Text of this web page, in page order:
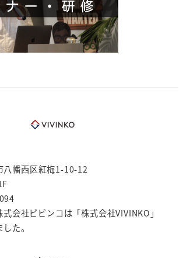
八幡西区紅梅1-10-12
会社ビビンコは「株式会社VIVINKO」
た。